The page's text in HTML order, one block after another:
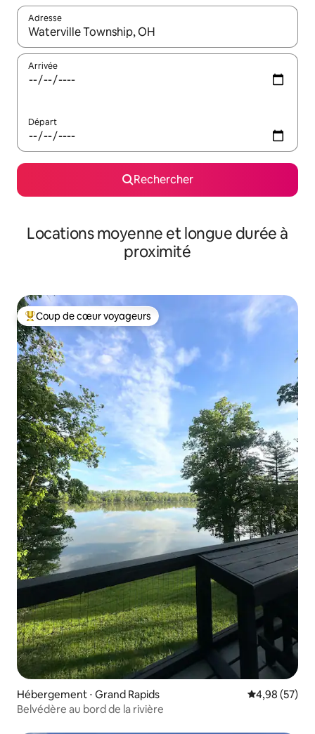
Adresse
Lorsque les résultats s'affichent, utilisez les flèches vers le
Arrivée
Départ
Rechercher
Locations moyenne et longue durée à
proximité
Coups de cœur voyageurs les plus appréciés
Coup de cœur voyageurs
Hébergement ⋅ Grand Rapids Évaluation
4,98 (57)
Belvédère au bord de la rivière